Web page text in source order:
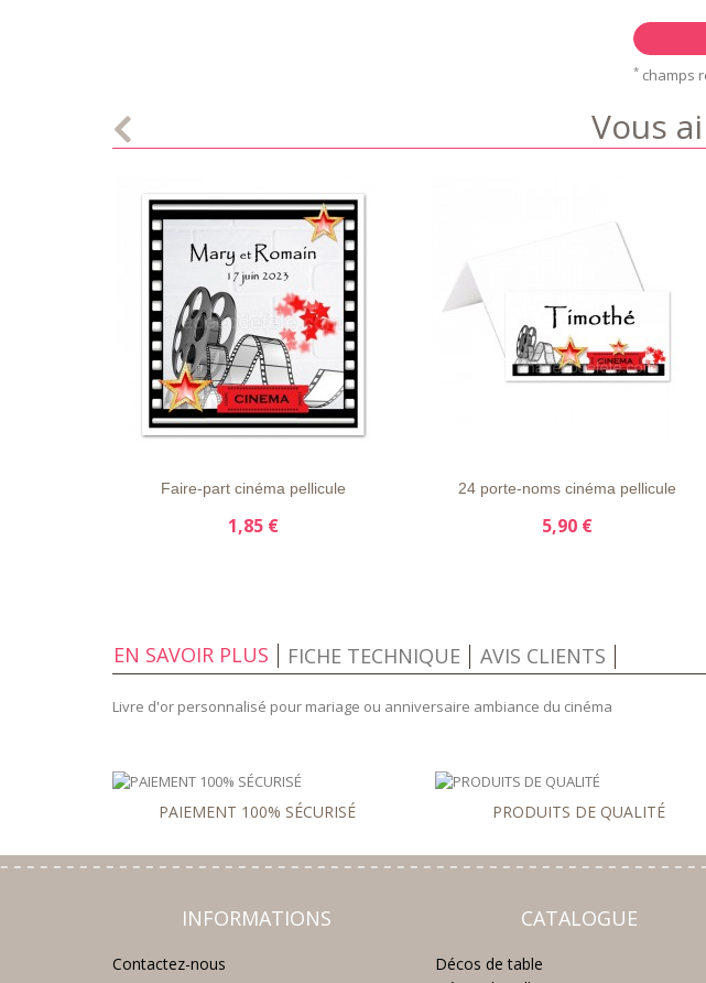
*champs
Vous
LISTE
D'ENVIE
APERÇU
RAPIDE
DÉTAILS
Faire-part cinéma pellicule
1,85 €
24 porte-noms cinéma pellicule
5,90 €
EN SAVOIR PLUS FICHE TECHNIQUE AVIS CLIENTS
Livre d'or personnalisé pour mariage ou anniversaire ambiance du cinéma
PAIEMENT 100% SÉCURISÉ PRODUITS DE QUALITÉ
INFORMATIONS
Contactez-nous
CATALOGUE
Décos de table